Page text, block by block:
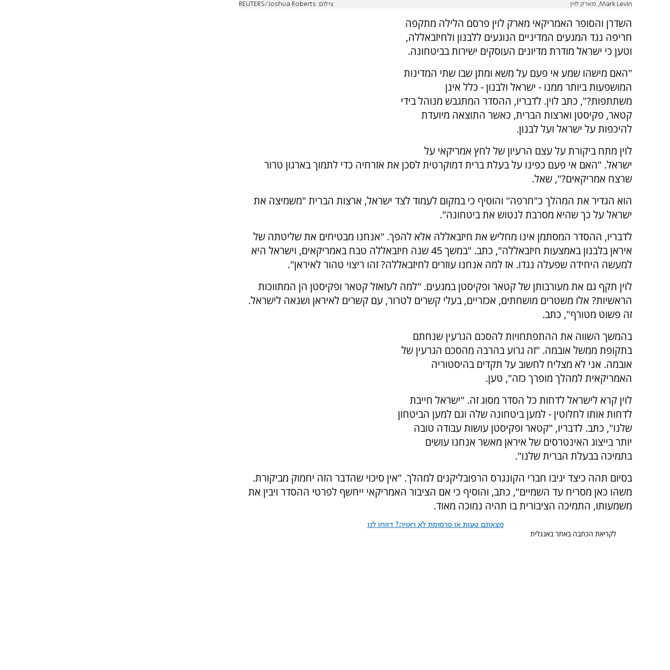
Mark Levin, מארק לוין צילום: REUTERS/Joshua Roberts
השדרן והסופר האמריקאי מארק לוין פרסם הלילה מתקפה
חריפה נגד המגעים המדיניים הנוגעים ללבנון ולחיזבאללה,
וטען כי ישראל מודרת מדיונים העוסקים ישירות בביטחונה.
"האם מישהו שמע אי פעם על משא ומתן שבו שתי המדינות
המושפעות ביותר ממנו - ישראל ולבנון - כלל אינן
משתתפות?", כתב לוין. לדבריו, ההסדר המתגבש מנוהל בידי
קטאר, פקיסטן וארצות הברית, כאשר התוצאה מיועדת
להיכפות על ישראל ועל לבנון.
לוין מתח ביקורת על עצם הרעיון של לחץ אמריקאי על
ישראל. "האם אי פעם כפינו על בעלת ברית דמוקרטית לסכן את אזרחיה כדי לתמוך בארגון טרור
שרצח אמריקאים?", שאל.
הוא הגדיר את המהלך כ"חרפה" והוסיף כי במקום לעמוד לצד ישראל, ארצות הברית "משמיצה את
ישראל על כך שהיא מסרבת לנטוש את ביטחונה".
לדבריו, ההסדר המסתמן אינו מחליש את חיזבאללה אלא להפך. "אנחנו מבטיחים את שליטתה של
איראן בלבנון באמצעות חיזבאללה", כתב. "במשך 45 שנה חיזבאללה טבח באמריקאים, וישראל היא
למעשה היחידה שפעלה נגדו. אז למה אנחנו עוזרים לחיזבאללה? זהו ריצוי טהור לאיראן".
לוין תקף גם את מעורבותן של קטאר ופקיסטן במגעים. "למה לעזאזל קטאר ופקיסטן הן המתווכות
הראשיות? אלו משטרים מושחתים, אכזריים, בעלי קשרים לטרור, עם קשרים לאיראן ושנאה לישראל.
זה פשוט מטורף", כתב.
בהמשך השווה את ההתפתחויות להסכם הגרעין שנחתם
בתקופת ממשל אובמה. "זה גרוע בהרבה מהסכם הגרעין של
אובמה. אני לא מצליח לחשוב על תקדים בהיסטוריה
האמריקאית למהלך מופרך כזה", טען.
לוין קרא לישראל לדחות כל הסדר מסוג זה. "ישראל חייבת
לדחות אותו לחלוטין - למען ביטחונה שלה וגם למען הביטחון
שלנו", כתב. לדבריו, "קטאר ופקיסטן עושות עבודה טובה
יותר בייצוג האינטרסים של איראן מאשר אנחנו עושים
בתמיכה בבעלת הברית שלנו".
בסיום תהה כיצד יגיבו חברי הקונגרס הרפובליקנים למהלך. "אין סיכוי שהדבר הזה יחמוק מביקורת.
משהו כאן מסריח עד השמיים", כתב, והוסיף כי אם הציבור האמריקאי ייחשף לפרטי ההסדר ויבין את
משמעותו, התמיכה הציבורית בו תהיה נמוכה מאוד.
מצאתם טעות או פרסומת לא ראויה? דווחו לנו
לקריאת הכתבה באתר באנגלית